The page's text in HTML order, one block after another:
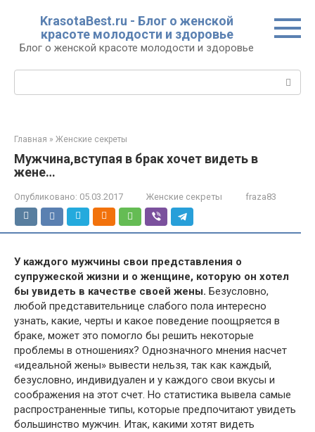
контенту
KrasotaBest.ru - Блог о женской
красоте молодости и здоровье
Блог о женской красоте молодости и здоровье
Главная » Женские секреты
Мужчина,вступая в брак хочет видеть в
жене…
Опубликовано: 05.03.2017 Женские секреты fraza83
У каждого мужчины свои представления о
супружеской жизни и о женщине, которую он хотел
бы увидеть в качестве своей жены. Безусловно,
любой представительнице слабого пола интересно
узнать, какие, черты и какое поведение поощряется в
браке, может это помогло бы решить некоторые
проблемы в отношениях? Однозначного мнения насчет
«идеальной жены» вывести нельзя, так как каждый,
безусловно, индивидуален и у каждого свои вкусы и
соображения на этот счет. Но статистика вывела самые
распространенные типы, которые предпочитают увидеть
большинство мужчин. Итак, какими хотят видеть